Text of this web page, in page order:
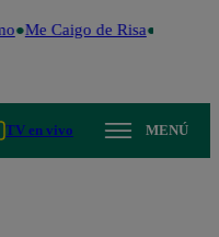
Me Caigo de Risa Perú
TV en vivo MENÚ